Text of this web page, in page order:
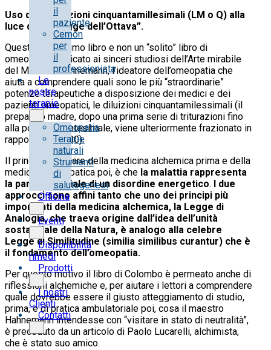
il
paziente
Cemon
per
il
professionista
Le
nostre
terapie
Omeopatia
Terapie
naturali
Strumenti
di
salutogenesi
Officina
Eventi
Disponibilità
rimedi
Prodotti
I nostri
Clienti
Contatti
Uso delle diluizioni cinquantamillesimali (LM o Q) alla
luce della “Legge dell’Ottava”.
Questo è un ottimo libro e non un “solito” libro di
omeopatia, dedicato ai sinceri studiosi dell’Arte mirabile
del Maestro Hahnemann, l’ideatore dell’omeopatia che
aiuta a comprendere quali sono le più “straordinarie”
potenze terapeutiche a disposizione dei medici e dei
pazienti omeopatici, le diluizioni cinquantamilessimali (il
preparato madre, dopo una prima serie di triturazioni fino
alla potenza centesimale, viene ulteriormente frazionato in
rapporto 1:50.000).
Il principio basilare della medicina alchemica prima e della
medicina omeopatica poi, è che la malattia rappresenta
la parte materiale di un disordine energetico.
I due
approcci sono affini tanto che uno dei principi più
importanti della medicina alchemica, la Legge di
Analogia, che traeva origine dall’idea dell’unità
sostanziale della Natura, è analogo alla celebre
Legge di Similitudine (similia similibus curantur) che è
il fondamento dell’omeopatia.
Per questo motivo il libro di Colombo è permeato anche di
riflessioni alchemiche e, per aiutare i lettori a comprendere
quale dovrebbe essere il giusto atteggiamento di studio,
prima, e di pratica ambulatoriale poi, cosa il maestro
Hahnemann intendesse con “visitare in stato di neutralità”,
è preceduto da un articolo di Paolo Lucarelli, alchimista,
che è stato suo amico.